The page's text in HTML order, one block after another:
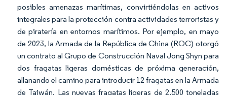
posibles amenazas marítimas, convirtiéndolas en activos
integrales para la protección contra actividades terroristas y
de piratería en entornos marítimos. Por ejemplo, en mayo
de 2023, la Armada de la República de China (ROC) otorgó
un contrato al Grupo de Construcción Naval Jong Shyn para
dos fragatas ligeras domésticas de próxima generación,
allanando el camino para introducir 12 fragatas en la Armada
de Taiwán. Las nuevas fragatas ligeras de 2.500 toneladas